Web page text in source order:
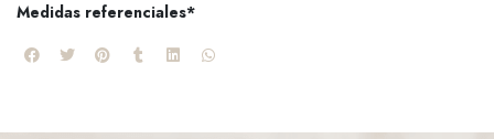
Medidas referenciales*